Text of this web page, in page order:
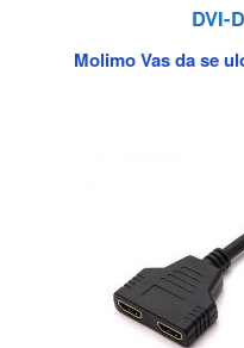
DVI-
Molimo Vas da se